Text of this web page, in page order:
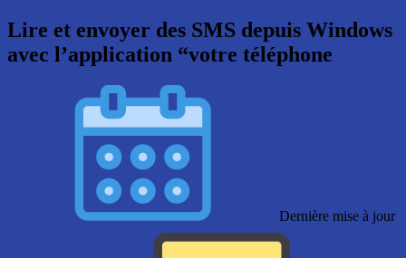
Lire et envoyer des SMS depuis Windows
avec l’application “votre téléphone
Dernière mise à jour